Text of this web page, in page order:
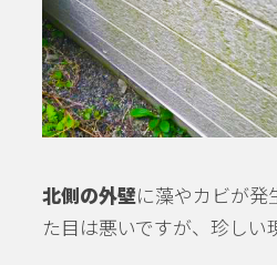
北側の外壁に藻やカビが発
た目は悪いですが、珍しい